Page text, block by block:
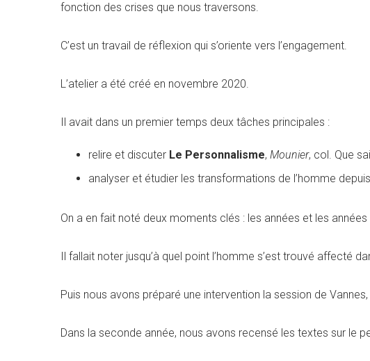
fonction des crises que nous traversons.
C’est un travail de réflexion qui s’oriente vers l’engagement.
L’atelier a été créé en novembre 2020.
Il avait dans un premier temps deux tâches principales :
relire et discuter Le Personnalisme, Mounier, col. Que
analyser et étudier les transformations de l’homme
On a en fait noté deux moments clés : les années et les années
Il fallait noter jusqu’à quel point l’homme s’est trouvé affecté
Puis nous avons préparé une intervention la session de
Dans la seconde année, nous avons recensé les textes sur le